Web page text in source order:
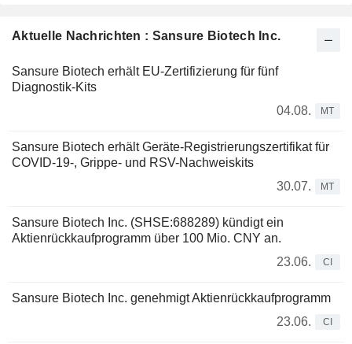
Aktuelle Nachrichten : Sansure Biotech Inc.
Sansure Biotech erhält EU-Zertifizierung für fünf
Diagnostik-Kits
04.08.
MT
Sansure Biotech erhält Geräte-Registrierungszertifikat für
COVID-19-, Grippe- und RSV-Nachweiskits
30.07.
MT
Sansure Biotech Inc. (SHSE:688289) kündigt ein
Aktienrückkaufprogramm über 100 Mio. CNY an.
23.06.
CI
Sansure Biotech Inc. genehmigt Aktienrückkaufprogramm
23.06.
CI